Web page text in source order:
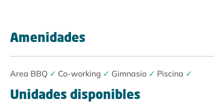
Amenidades
Area BBQ ✓ Co-working ✓ Gimnasio ✓ Piscina ✓
Unidades disponibles